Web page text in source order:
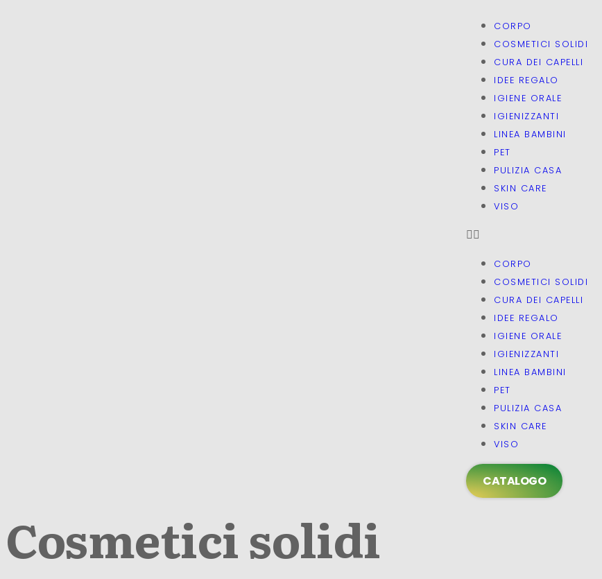
CORPO
COSMETICI SOLIDI
CURA DEI CAPELLI
IDEE REGALO
IGIENE ORALE
IGIENIZZANTI
LINEA BAMBINI
PET
PULIZIA CASA
SKIN CARE
VISO
CORPO
COSMETICI SOLIDI
CURA DEI CAPELLI
IDEE REGALO
IGIENE ORALE
IGIENIZZANTI
LINEA BAMBINI
PET
PULIZIA CASA
SKIN CARE
VISO
CATALOGO
Cosmetici solidi